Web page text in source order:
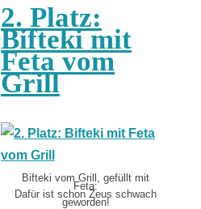
2. Platz:
Bifteki mit
Feta vom
Grill
Bifteki vom Grill, gefüllt mit
Feta:
Dafür ist schon Zeus schwach
geworden!